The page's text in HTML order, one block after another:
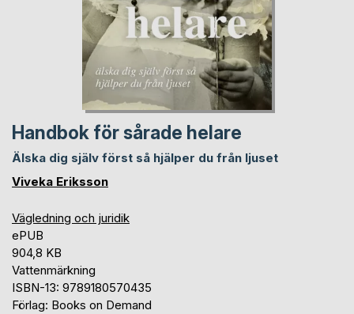
Handbok för sårade helare
Älska dig själv först så hjälper du från ljuset
Viveka Eriksson
Vägledning och juridik
ePUB
904,8 KB
Vattenmärkning
ISBN-13: 9789180570435
Förlag: Books on Demand